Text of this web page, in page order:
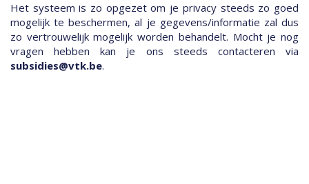
Het systeem is zo opgezet om je privacy steeds zo goed
mogelijk te beschermen, al je gegevens/informatie zal dus
zo vertrouwelijk mogelijk worden behandelt. Mocht je nog
vragen hebben kan je ons steeds contacteren via
subsidies@vtk.be.